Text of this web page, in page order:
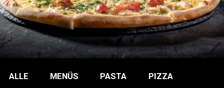
ALLE MENÜS PASTA PIZZA